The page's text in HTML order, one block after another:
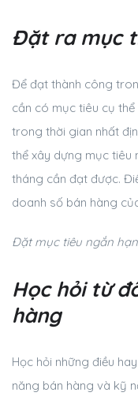
Đặt ra mục
Để đạt thành công
cần có mục tiêu cụ
trong thời gian nhất
thể xây dựng mục tiêu
tháng cần đạt được.
doanh số bán hàng
Đặt mục tiêu ngắn
Học hỏi từ
hàng
Học hỏi những điều
năng bán hàng và kỹ